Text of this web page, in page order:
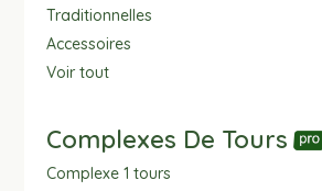
Traditionnelles
Accessoires
Voir tout
Complexes De Tours
Complexe 1 tours